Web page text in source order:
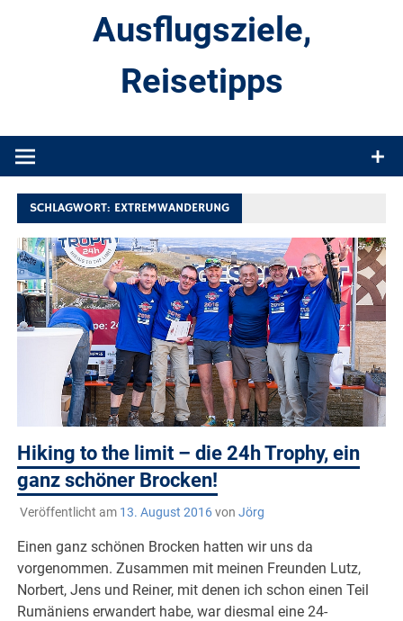
Ausflugsziele,
Reisetipps
Produkttests und Buchrezensionen. Ein Blog für alle, die gern
SCHLAGWORT: EXTREMWANDERUNG
Hiking to the limit – die 24h Trophy, ein
ganz schöner Brocken!
Veröffentlicht am 13. August 2016von Jörg
Einen ganz schönen Brocken hatten wir uns da
vorgenommen. Zusammen mit meinen Freunden Lutz,
Norbert, Jens und Reiner, mit denen ich schon einen Teil
Rumäniens erwandert habe, war diesmal eine 24-